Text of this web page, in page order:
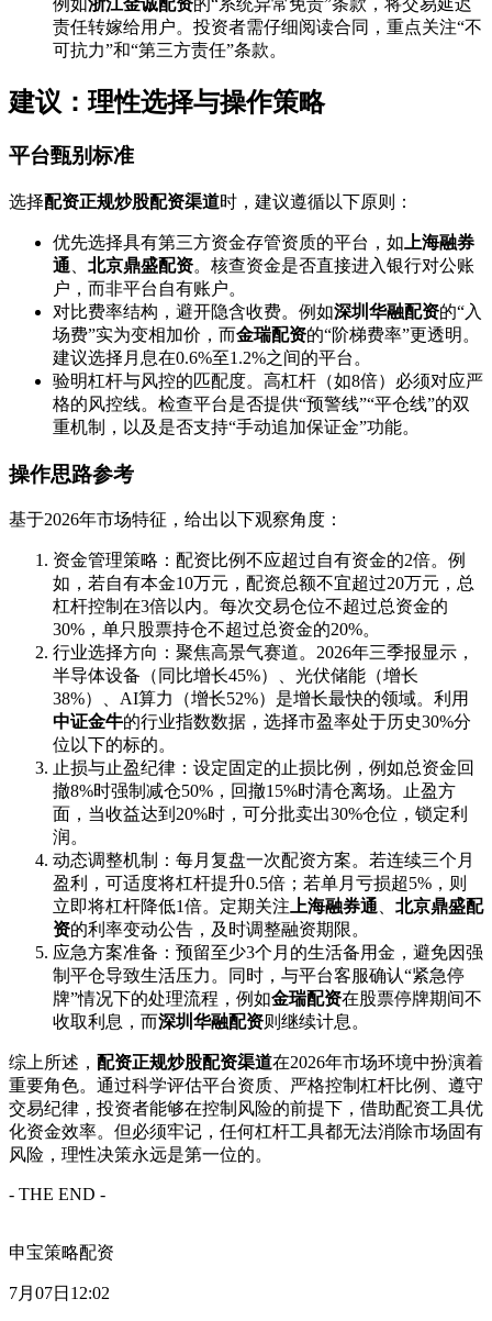
例如浙江金诚配资的“系统异常免责”条款，将交易延迟
责任转嫁给用户。投资者需仔细阅读合同，重点关注“不
可抗力”和“第三方责任”条款。
建议：理性选择与操作策略
平台甄别标准
选择配资正规炒股配资渠道时，建议遵循以下原则：
优先选择具有第三方资金存管资质的平台，如 上海融券
通
北京鼎盛配资。核查资金是否直接进入银行对公账
户，而非平台自有账户。
对比费率结构，避开隐含收费。例如深圳华融配资的“入
场费”实为变相加价，而金瑞配资的“阶梯费率”更透明。
建议选择月息在0.6%至1.2%之间的平台。
验明杠杆与风控的匹配度。高杠杆（如8倍）必须对应严
格的风控线。检查平台是否提供“预警线”“平仓线”的双
重机制，以及是否支持“手动追加保证金”功能。
操作思路参考
基于2026年市场特征，给出以下观察角度：
资金管理策略：配资比例不应超过自有资金的2倍。例
如，若自有本金10万元，配资总额不宜超过20万元，总
杠杆控制在3倍以内。每次交易仓位不超过总资金的
30%，单只股票持仓不超过总资金的20%。
行业选择方向：聚焦高景气赛道。2026年三季报显示，
半导体设备（同比增长45%）、光伏储能（增长
38%）、AI算力（增长52%）是增长最快的领域。利用
中证金牛的行业指数数据，选择市盈率处于历史30%分
位以下的标的。
止损与止盈纪律：设定固定的止损比例，例如总资金回
撤8%时强制减仓50%，回撤15%时清仓离场。止盈方
面，当收益达到20%时，可分批卖出30%仓位，锁定利
润。
动态调整机制：每月复盘一次配资方案。若连续三个月
盈利，可适度将杠杆提升0.5倍；若单月亏损超5%，则
立即将杠杆降低1倍。定期关注上海融券通、 北京鼎盛配
资的利率变动公告，及时调整融资期限。
应急方案准备：预留至少3个月的生活备用金，避免因强
制平仓导致生活压力。同时，与平台客服确认“紧急停
牌”情况下的处理流程，例如金瑞配资在股票停牌期间不
收取利息，而深圳华融配资则继续计息。
综上所述， 配资正规炒股配资渠道在2026年市场环境中扮演着
重要角色。通过科学评估平台资质、严格控制杠杆比例、遵守
交易纪律，投资者能够在控制风险的前提下，借助配资工具优
化资金效率。但必须牢记，任何杠杆工具都无法消除市场固有
风险，理性决策永远是第一位的。
- THE END -
申宝策略配资
7月07日12:02